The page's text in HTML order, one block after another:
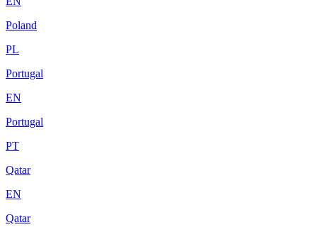
Poland
PL
Portugal
EN
Portugal
PT
Qatar
EN
Qatar